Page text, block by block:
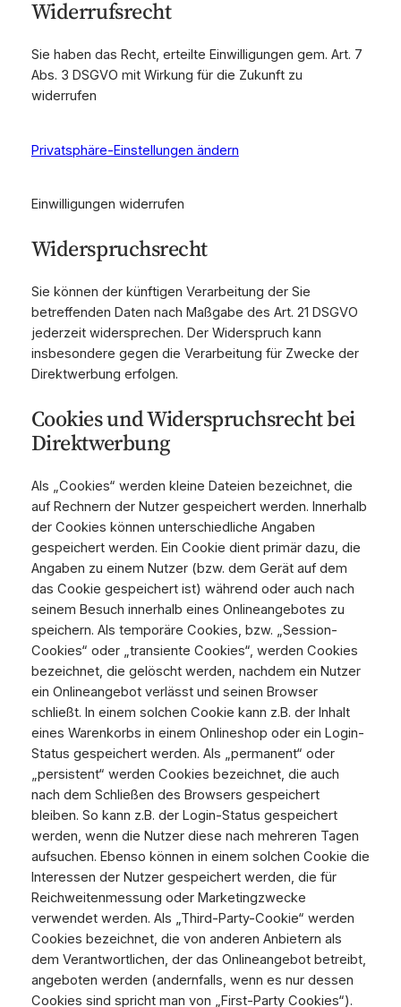
Widerrufsrecht
Sie haben das Recht, erteilte Einwilligungen gem. Art. 7
Abs. 3 DSGVO mit Wirkung für die Zukunft zu
widerrufen
Privatsphäre-Einstellungen ändern
Einwilligungen widerrufen
Widerspruchsrecht
Sie können der künftigen Verarbeitung der Sie
betreffenden Daten nach Maßgabe des Art. 21 DSGVO
jederzeit widersprechen. Der Widerspruch kann
insbesondere gegen die Verarbeitung für Zwecke der
Direktwerbung erfolgen.
Cookies und Widerspruchsrecht bei
Direktwerbung
Als „Cookies“ werden kleine Dateien bezeichnet, die
auf Rechnern der Nutzer gespeichert werden. Innerhalb
der Cookies können unterschiedliche Angaben
gespeichert werden. Ein Cookie dient primär dazu, die
Angaben zu einem Nutzer (bzw. dem Gerät auf dem
das Cookie gespeichert ist) während oder auch nach
seinem Besuch innerhalb eines Onlineangebotes zu
speichern. Als temporäre Cookies, bzw. „Session-
Cookies“ oder „transiente Cookies“, werden Cookies
bezeichnet, die gelöscht werden, nachdem ein Nutzer
ein Onlineangebot verlässt und seinen Browser
schließt. In einem solchen Cookie kann z.B. der Inhalt
eines Warenkorbs in einem Onlineshop oder ein Login-
Status gespeichert werden. Als „permanent“ oder
„persistent“ werden Cookies bezeichnet, die auch
nach dem Schließen des Browsers gespeichert
bleiben. So kann z.B. der Login-Status gespeichert
werden, wenn die Nutzer diese nach mehreren Tagen
aufsuchen. Ebenso können in einem solchen Cookie die
Interessen der Nutzer gespeichert werden, die für
Reichweitenmessung oder Marketingzwecke
verwendet werden. Als „Third-Party-Cookie“ werden
Cookies bezeichnet, die von anderen Anbietern als
dem Verantwortlichen, der das Onlineangebot betreibt,
angeboten werden (andernfalls, wenn es nur dessen
Cookies sind spricht man von „First-Party Cookies“).